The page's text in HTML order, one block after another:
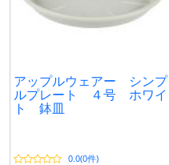
アップルウェアー シンプ
ルプレート ４号 ホワイ
ト 鉢皿
0.0(0件)